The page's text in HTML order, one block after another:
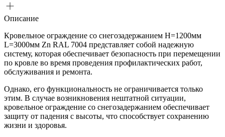
Описание
Кровельное ограждение со снегозадержанием H=1200мм
L=3000мм Zn RAL 7004 представляет собой надежную
систему, которая обеспечивает безопасность при перемещении
по кровле во время проведения профилактических работ,
обслуживания и ремонта.
Однако, его функциональность не ограничивается только
этим. В случае возникновения нештатной ситуации,
кровельное ограждение со снегозадержанием обеспечивает
защиту от падения с высоты, что способствует сохранению
жизни и здоровья.